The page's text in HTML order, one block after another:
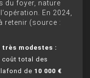
du foyer, nature
En 2024,
retenir (source :
modestes :
coût total des
de 10 000 €